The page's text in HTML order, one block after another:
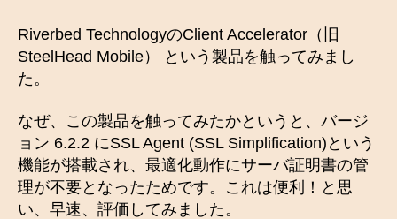
Riverbed TechnologyのClient Accelerator（旧
SteelHead Mobile） という製品を触ってみまし
た。
なぜ、この製品を触ってみたかというと、バージ
ョン 6.2.2 にSSL Agent (SSL Simplification)という
機能が搭載され、最適化動作にサーバ証明書の管
理が不要となったためです。これは便利！と思
い、早速、評価してみました。